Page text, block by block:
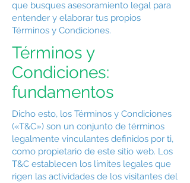
que busques asesoramiento legal para
entender y elaborar tus propios
Términos y Condiciones.
Términos y
Condiciones:
fundamentos
Dicho esto, los Términos y Condiciones
(«T&C») son un conjunto de términos
legalmente vinculantes definidos por ti,
como propietario de este sitio web. Los
T&C establecen los límites legales que
rigen las actividades de los visitantes del